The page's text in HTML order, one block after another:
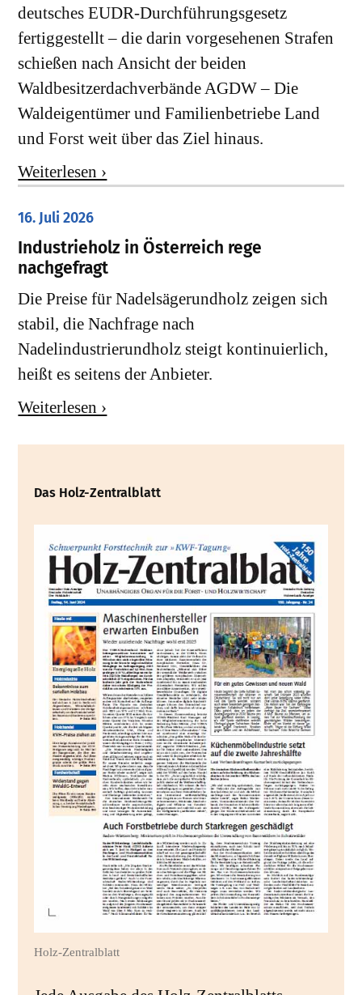
deutsches EUDR-Durchführungsgesetz
fertiggestellt – die darin vorgesehenen Strafen
schießen nach Ansicht der beiden
Waldbesitzerdachverbände AGDW – Die
Waldeigentümer und Familienbetriebe Land
und Forst weit über das Ziel hinaus.
Weiterlesen ›
16. Juli 2026
Industrieholz in Österreich rege
nachgefragt
Die Preise für Nadelsägerundholz zeigen sich
stabil, die Nachfrage nach
Nadelindustrierundholz steigt kontinuierlich,
heißt es seitens der Anbieter.
Weiterlesen ›
Das Holz-Zentralblatt
Holz-Zentralblatt